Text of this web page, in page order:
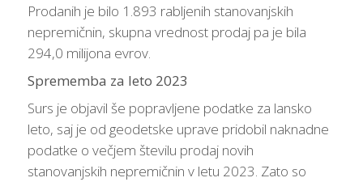
Prodanih je bilo 1.893 rabljenih stanovanjskih
nepremičnin, skupna vrednost prodaj pa je bila
294,0 milijona evrov.
Sprememba za leto 2023
Surs je objavil še popravljene podatke za lansko
leto, saj je od geodetske uprave pridobil naknadne
podatke o večjem številu prodaj novih
stanovanjskih nepremičnin v letu 2023. Zato so